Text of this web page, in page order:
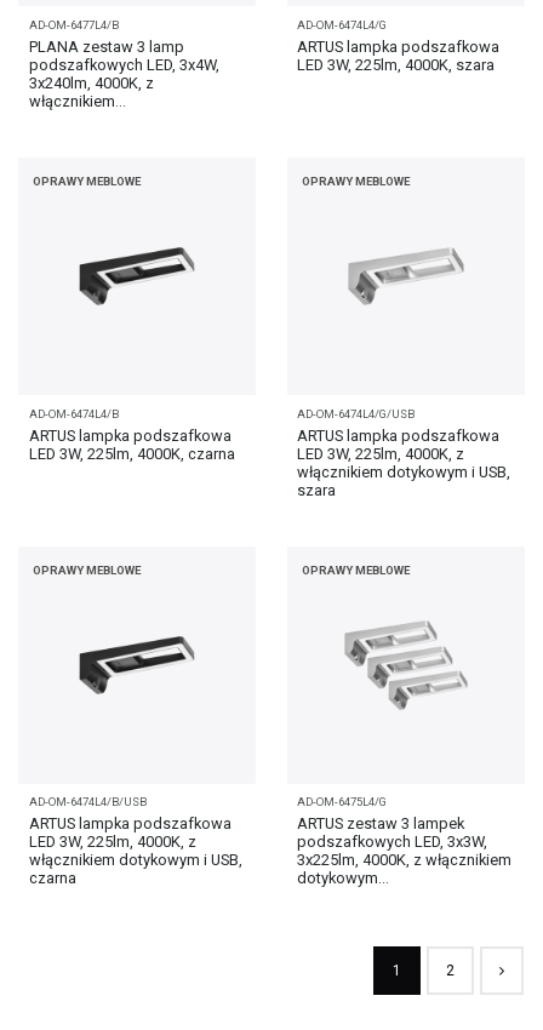
AD-OM-6477L4/B
PLANA zestaw 3 lamp
podszafkowych LED, 3x4W,
3x240lm, 4000K, z
włącznikiem...
AD-OM-6474L4/G
ARTUS lampka podszafkowa
LED 3W, 225lm, 4000K, szara
OPRAWY MEBLOWE
AD-OM-6474L4/B
ARTUS lampka podszafkowa
LED 3W, 225lm, 4000K, czarna
OPRAWY MEBLOWE
AD-OM-6474L4/G/USB
ARTUS lampka podszafkowa
LED 3W, 225lm, 4000K, z
włącznikiem dotykowym i USB,
szara
OPRAWY MEBLOWE
AD-OM-6474L4/B/USB
ARTUS lampka podszafkowa
LED 3W, 225lm, 4000K, z
włącznikiem dotykowym i USB,
czarna
OPRAWY MEBLOWE
AD-OM-6475L4/G
ARTUS zestaw 3 lampek
podszafkowych LED, 3x3W,
3x225lm, 4000K, z włącznikiem
dotykowym...
1 2